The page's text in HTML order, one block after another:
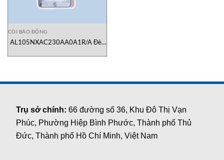
CÒI BÁO ĐỘNG
AL105NXAC230AA0A1R/A Đèn
Trụ sở chính:66 đường số 36, Khu Đô Thị Vạn
Phúc, Phường Hiệp Bình Phước, Thành phố Thủ
Đức, Thành phố Hồ Chí Minh, Việt Nam